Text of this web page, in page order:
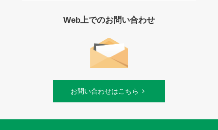
Web上でのお問い合わせ
お問い合わせはこちら